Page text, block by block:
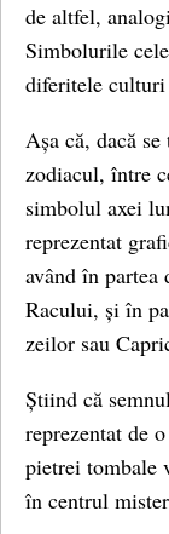
de altfel,
Simbolurile
diferitele
Așa că, dacă
zodiacul, între
simbolul axei
reprezentat
având în partea
Racului, și în
zeilor sau
Știind că
reprezentat de
pietrei tombale
în centrul